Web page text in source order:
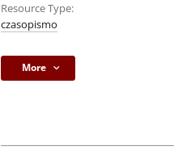
Resource Type:
czasopismo
More